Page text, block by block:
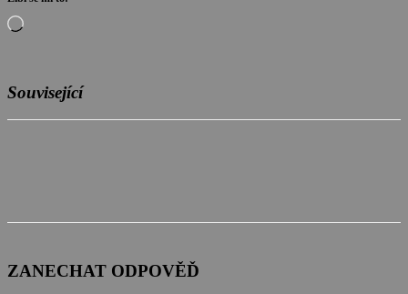
Načítání…
Související
ZANECHAT ODPOVĚĎ